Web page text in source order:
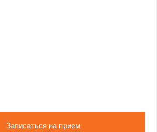
Записаться на прием